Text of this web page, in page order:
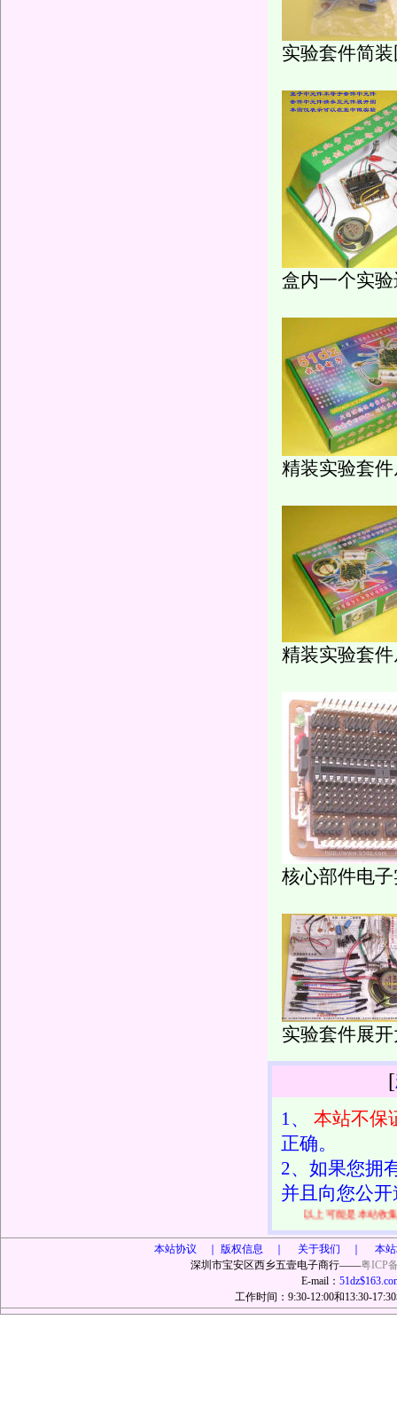
实验套件简装
盒内一个实
精装实验套
精装实验套
核心部件电
实验套件展
[
1、
本站不保
正确。
2、如果您拥
并且向您公
以上可能是本站
本站协议 ｜
版权信息 ｜ 关于我们 ｜ 本
深圳市宝安区西乡五壹电子商行——粤ICP
E-mail：
工作时间：9:30-12:00和13:30-